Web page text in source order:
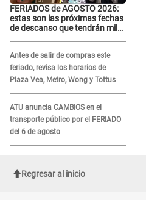
FERIADOS de AGOSTO 2026:
estas son las próximas fechas
de descanso que tendrán miles
Antes de salir de compras este
feriado, revisa los horarios de
Plaza Vea, Metro, Wong y Tottus
ATU anuncia CAMBIOS en el
transporte público por el FERIADO
del 6 de agosto
Regresar al inicio